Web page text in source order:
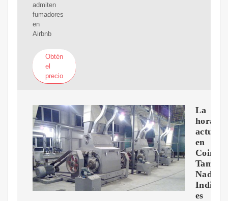
admiten
fumadores
en
Airbnb
Obtén
el
precio
La
hora
actual
en
Tamil
Nadu,
India
es